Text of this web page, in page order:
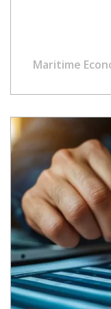
logistico-
Maritime